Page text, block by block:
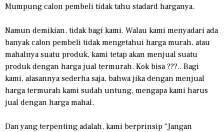
Mumpung calon pembeli tidak tahu stadard harganya.
Namun demikian, tidak bagi kami. Walau kami menyadari ada
banyak calon pembeli tidak mengetahui harga murah, atau
mahalnya suatu produk, kami tetap akan menjual suatu
produk dengan harga jual termurah. Kok bisa ???.. Bagi
kami, alasannya sederha saja, bahwa jika dengan menjual
harga termurah kami sudah untung, mengapa kami harus
jual dengan harga mahal.
Dan yang terpenting adalah, kami berprinsip “Jangan